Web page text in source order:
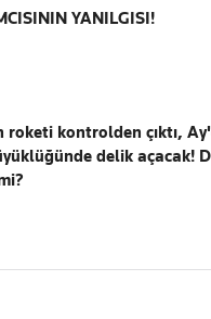
YANILGISI!
roketi kontrolden çıktı,
delik açacak!